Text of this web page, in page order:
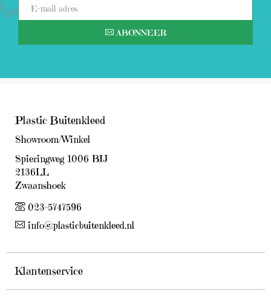
ABONNEER
Plastic Buitenkleed
Showroom/Winkel
Spieringweg 1006 BIJ
2136LL
Zwaanshoek
023-5747596
info@plasticbuitenkleed.nl
Klantenservice